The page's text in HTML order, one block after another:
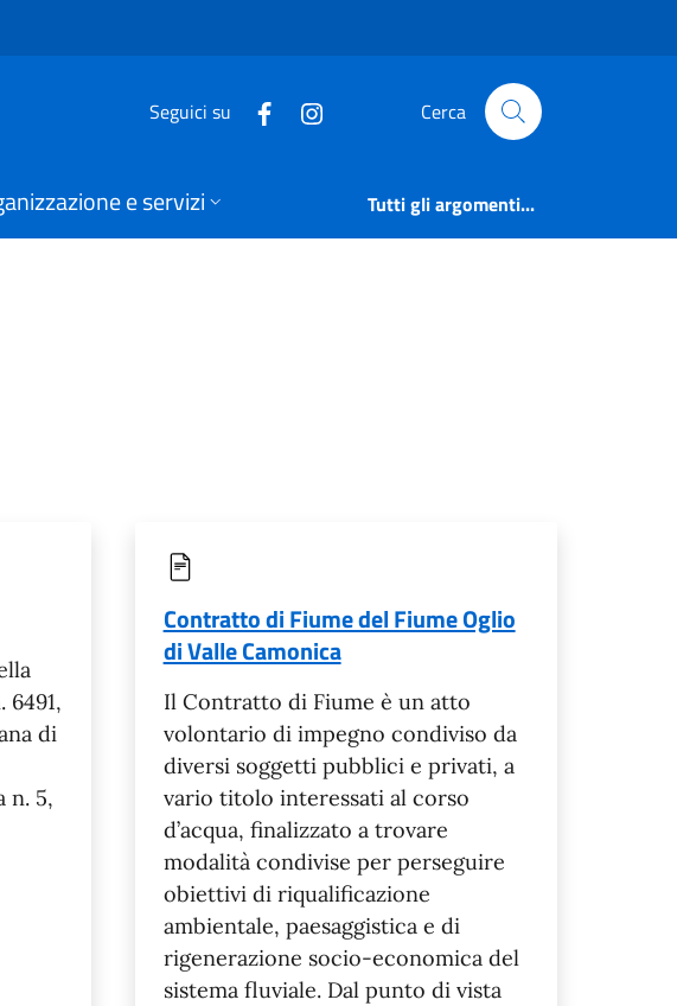
Montana di Valle
Seguici su Cerca
e servizi Tutti gli argomenti...
6491,
di
n. 5,
Contratto di Fiume del Fiume Oglio
di Valle Camonica
Il Contratto di Fiume è un atto
volontario di impegno condiviso da
diversi soggetti pubblici e privati, a
vario titolo interessati al corso
d’acqua, finalizzato a trovare
modalità condivise per perseguire
obiettivi di riqualificazione
ambientale, paesaggistica e di
rigenerazione socio-economica del
sistema fluviale. Dal punto di vista